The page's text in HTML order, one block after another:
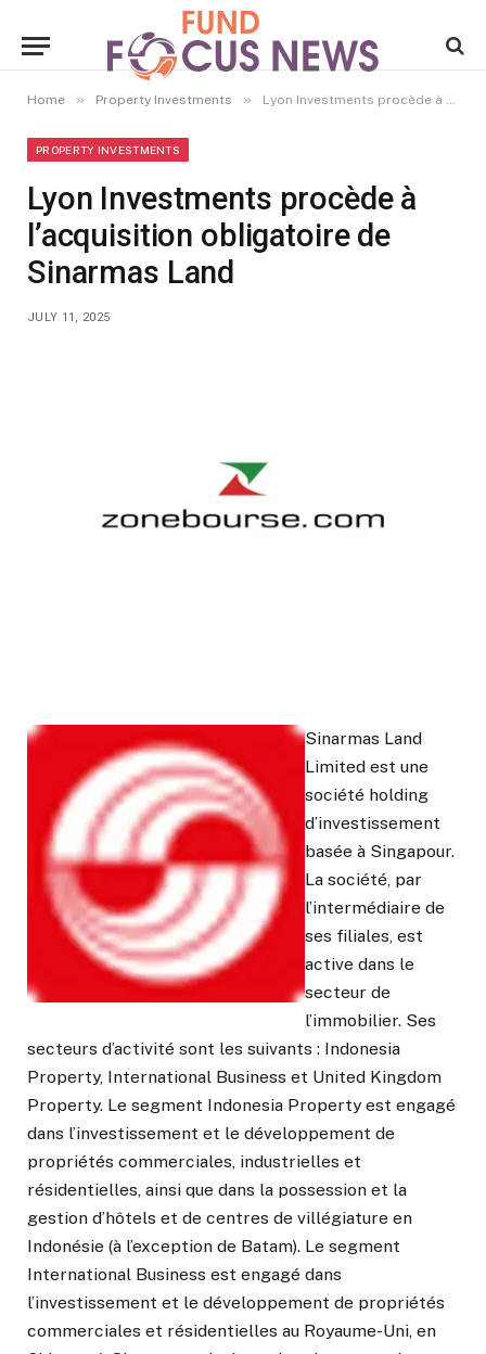
Home » Property Investments » Lyon Investments procède à l’acquisition obligatoire de Sinarmas Land
PROPERTY INVESTMENTS
Lyon Investments procède à
l’acquisition obligatoire de
Sinarmas Land
JULY 11, 2025
Sinarmas Land
Limited est une
société holding
d’investissement
basée à Singapour.
La société, par
l’intermédiaire de
ses filiales, est
active dans le
secteur de
l’immobilier. Ses
secteurs d’activité sont les suivants : Indonesia
Property, International Business et United Kingdom
Property. Le segment Indonesia Property est engagé
dans l’investissement et le développement de
propriétés commerciales, industrielles et
résidentielles, ainsi que dans la possession et la
gestion d’hôtels et de centres de villégiature en
Indonésie (à l’exception de Batam). Le segment
International Business est engagé dans
l’investissement et le développement de propriétés
commerciales et résidentielles au Royaume-Uni, en